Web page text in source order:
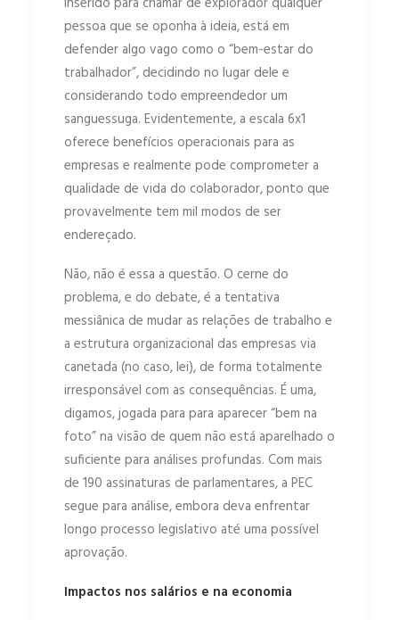
pessoa que se oponha à ideia, está em
defender algo vago como o “bem-estar do
trabalhador”, decidindo no lugar dele e
considerando todo empreendedor um
sanguessuga. Evidentemente, a escala 6x1
oferece benefícios operacionais para as
empresas e realmente pode comprometer a
qualidade de vida do colaborador, ponto que
provavelmente tem mil modos de ser
endereçado.
Não, não é essa a questão. O cerne do
problema, e do debate, é a tentativa
messiânica de mudar as relações de trabalho e
a estrutura organizacional das empresas via
canetada (no caso, lei), de forma totalmente
irresponsável com as consequências. É uma,
digamos, jogada para para aparecer “bem na
foto” na visão de quem não está aparelhado o
suficiente para análises profundas. Com mais
de 190 assinaturas de parlamentares, a PEC
segue para análise, embora deva enfrentar
longo processo legislativo até uma possível
aprovação.
Impactos nos salários e na economia